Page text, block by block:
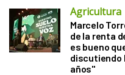
Agricultura
Marcelo
de la renta
es bueno
discutiendo
años"